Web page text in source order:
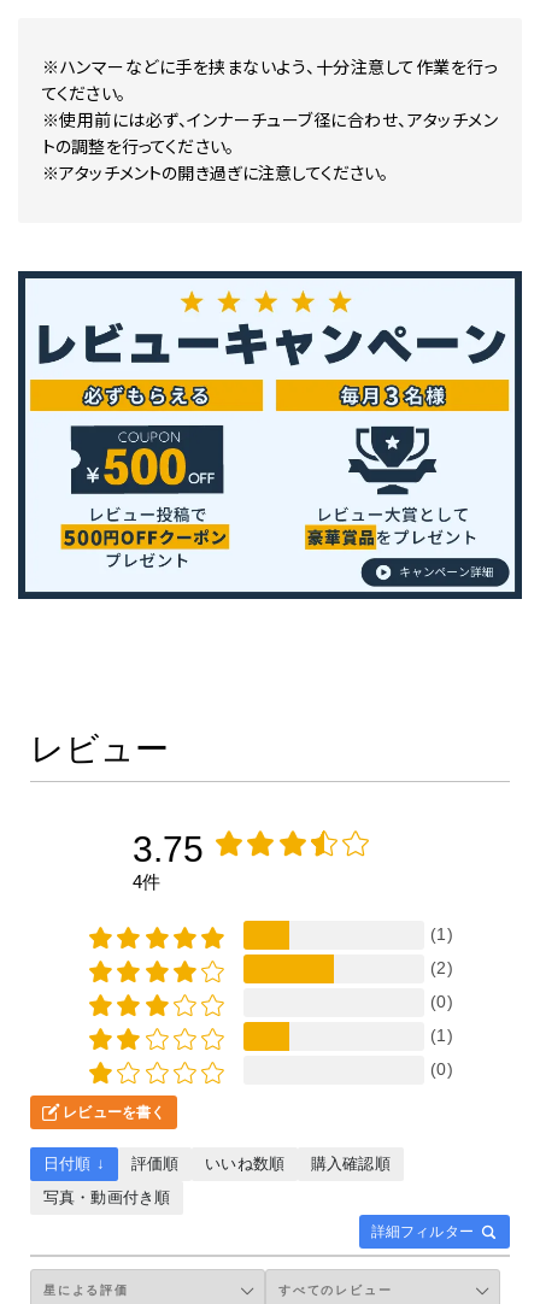
※ハンマーなどに手を挟まないよう、十分注意して作業を行っ
てください。
※使用前には必ず、インナーチューブ径に合わせ、アタッチメン
トの調整を行ってください。
※アタッチメントの開き過ぎに注意してください。
レビュー
3.75
4件
(1)
(2)
(0)
(1)
(0)
レビューを書く
詳細フィルター
日付順 ↓ 評価順 いいね数順
購入確認順
写真・動画付き順